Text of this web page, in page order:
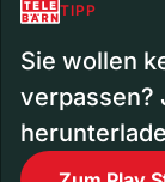
TIPP
Sie wollen
verpassen?